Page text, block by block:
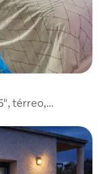
térreo,